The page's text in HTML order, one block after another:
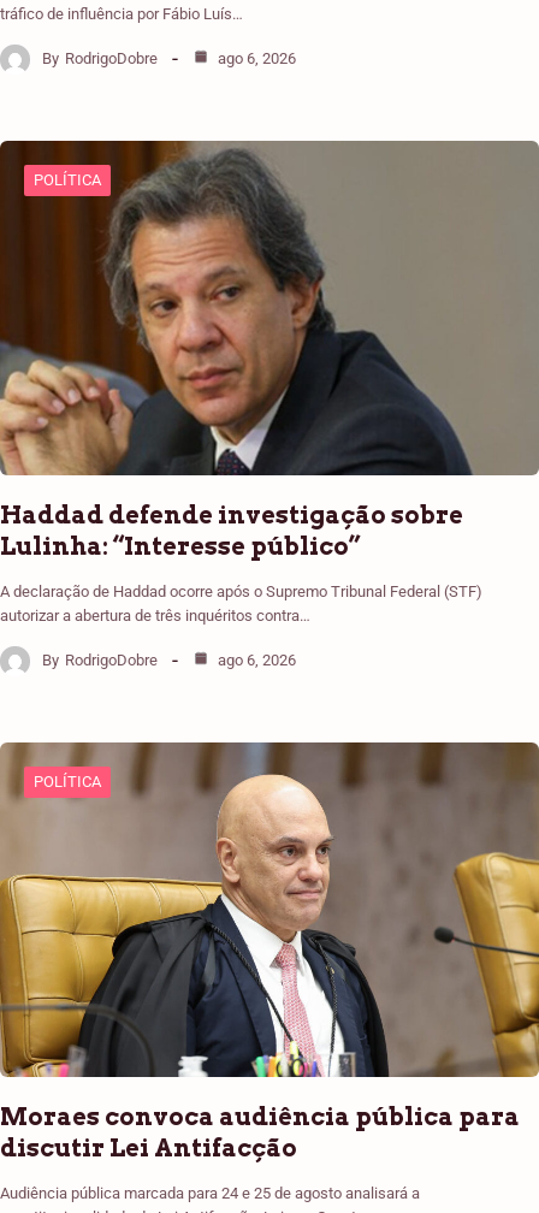
tráfico de influência por Fábio Luís…
By RodrigoDobre ago 6, 2026
POLÍTICA
Haddad defende investigação sobre
Lulinha: “Interesse público”
A declaração de Haddad ocorre após o Supremo Tribunal Federal (STF)
autorizar a abertura de três inquéritos contra…
By RodrigoDobre ago 6, 2026
POLÍTICA
Moraes convoca audiência pública para
discutir Lei Antifacção
Audiência pública marcada para 24 e 25 de agosto analisará a